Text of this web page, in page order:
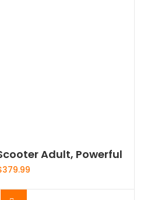
Adult, Powerful
379.99